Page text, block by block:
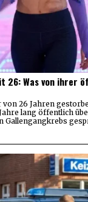
26: Was von ihrer
von 26 Jahren
lang öffentlich
Gallengangkrebs